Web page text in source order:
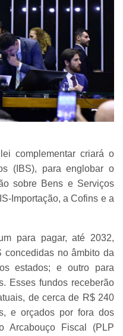
complementar criará o
(IBS), para englobar o
sobre Bens e Serviços
Importação, a Cofins e a
para pagar, até 2032,
concedidas no âmbito da
estados; e outro para
Esses fundos receberão
de cerca de R$ 240
e orçados por fora dos
Arcabouço Fiscal (PLP